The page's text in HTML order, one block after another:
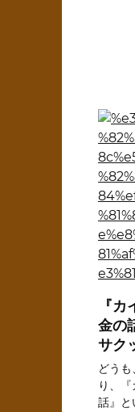
『
金の
サク
どう
り、
話』と